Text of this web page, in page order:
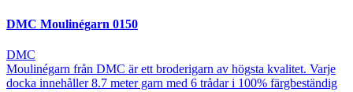
DMC Moulinégarn 0150
DMC
Moulinégarn från DMC är ett broderigarn av högsta kvalitet. Varje
docka innehåller 8.7 meter garn med 6 trådar i 100% färgbeständig